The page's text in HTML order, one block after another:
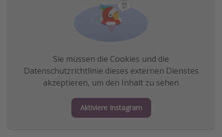
Sie müssen die Cookies und die
Datenschutzrichtlinie dieses externen Dienstes
akzeptieren, um den Inhalt zu sehen
Aktiviere Instagram